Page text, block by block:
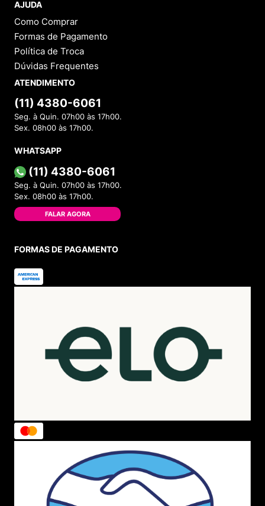
AJUDA
Como Comprar
Formas de Pagamento
Política de Troca
Dúvidas Frequentes
ATENDIMENTO
(11) 4380-6061
Seg. à Quin. 07h00 às 17h00.
Sex. 08h00 às 17h00.
WHATSAPP
(11) 4380-6061
Seg. à Quin. 07h00 às 17h00.
Sex. 08h00 às 17h00.
FALAR AGORA
FORMAS DE PAGAMENTO